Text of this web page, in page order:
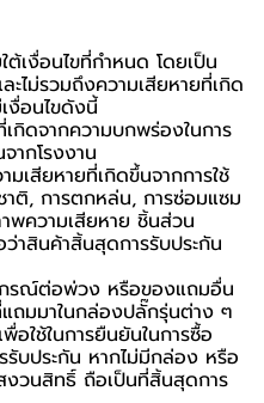
เงื่อนไขที่กำหนด โดยเป็น
ะไม่รวมถึงความเสียหายที่เกิด
งื่อนไขดังนี้
กิดจากความบกพร่องในการ
ากโรงงาน
เสียหายที่เกิดขึ้นจากการใช้
ติ, การตกหล่น, การซ่อมแซม
ความเสียหาย ชิ้นส่วน
สินค้าสิ้นสุดการรับประกัน
กรณ์ต่อพ่วง หรือของแถมอื่น
ถมมาในกล่องปลั๊กรุ่นต่าง ๆ
ใช้ในการยืนยันในการซื้อ
บประกัน หากไม่มีกล่อง หรือ
งวนสิทธิ์ ถือเป็นที่สิ้นสุดการ